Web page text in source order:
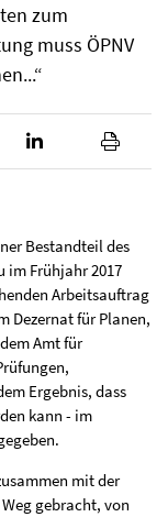
zum
muss ÖPNV
Bestandteil des
im Frühjahr 2017
Arbeitsauftrag
Dezernat für Planen,
Amt für
Ergebnis, dass
kann - im
mit der
gebracht, von